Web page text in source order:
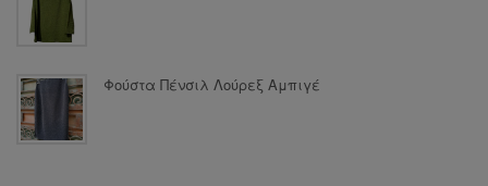
Φούστα Πένσιλ Λούρεξ Αμπιγέ